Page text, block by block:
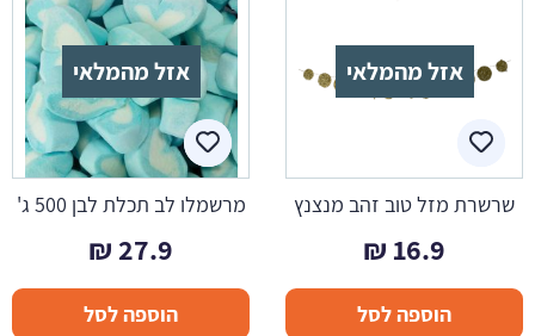
אזל מהמלאי
שרשרת מזל טוב זהב מנצנץ
16.9
₪
הוספה לסל
אזל מהמלאי
מרשמלו לב תכלת לבן 500 ג'
27.9
₪
הוספה לסל